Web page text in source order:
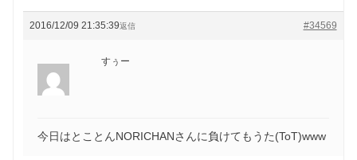
2016/12/09 21:35:39 #34569
返信
すぅー
今日はとことんNORICHANさんに負けてもうた(ToT)www